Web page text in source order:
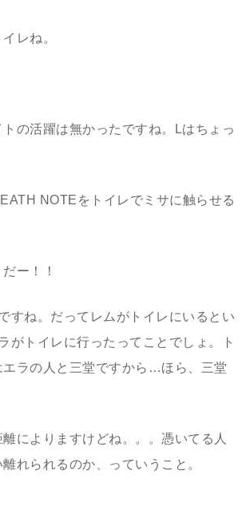
レね。
の活躍は無かったですね。Lはちょっ
NOTEをトイレでミサに触らせる
ー！！
すね。だってレムがトイレにいるとい
がトイレに行ったってことでしょ。ト
エラの人と三堂ですから…ほら、三堂
によりますけどね。。。憑いてる人
れられるのか、っていうこと。